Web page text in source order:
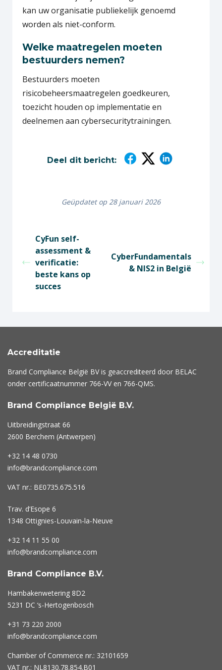
kan uw organisatie publiekelijk genoemd
worden als niet-conform.
Welke maatregelen moeten
bestuurders nemen?
Bestuurders moeten
risicobeheersmaatregelen goedkeuren,
toezicht houden op implementatie en
deelnemen aan cybersecuritytrainingen.
Deel dit bericht:
Geüpdatet op 28 januari 2026
CyFun self-
assessment &
verificatie:
beste kans op
succes
CyberFundamentals
& NIS2 in België
Accreditatie
Brand Compliance België BV is geaccrediteerd door BELAC
onder certificaatnummer 766-VVen 766-QMS.
Brand Compliance België B.V.
Uitbreidingstraat 66
2600 Berchem (Antwerpen)
+32 14 48 0730
info@brandcompliance.com
VAT nr.: BE0735.675.516
Trav. d’Esope 6
1348 Ottignies-Louvain-la-Neuve
+32 14 11 55 00
info@brandcompliance.com
Brand Compliance B.V.
Hambakenwetering 8D2
5231 DC ‘s-Hertogenbosch
+31 73 220 2000
info@brandcompliance.com
Chamber of Commerce nr.: 32101659
VAT nr.: NL8130.78.854.B01